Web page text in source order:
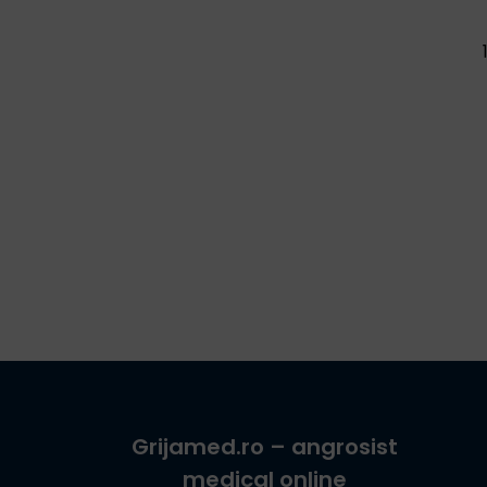
Grijamed.ro – angrosist
medical online